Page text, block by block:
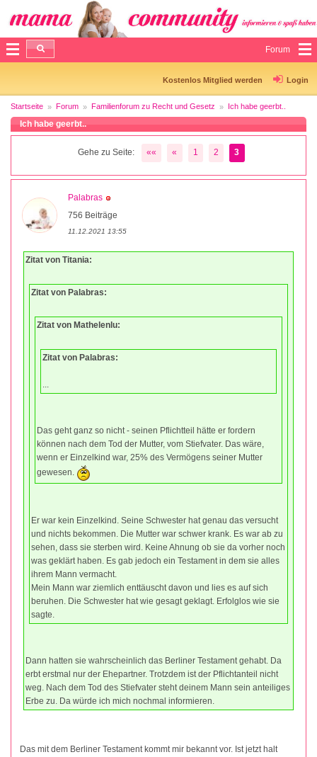
Forum
Kostenlos Mitglied werden Login
Startseite Forum Familienforum zu Recht und Gesetz Ich habe geerbt..
Ich habe geerbt..
Gehe zu Seite: «« « 1 2 3
Palabras
756 Beiträge
11.12.2021 13:55
Zitat von Titania:
Zitat von Palabras:
Zitat von Mathelenlu:
Zitat von Palabras:
Das geht ganz so nicht - seinen Pflichtteil hätte er fordern
können nach dem Tod der Mutter, vom Stiefvater. Das wäre,
wenn er Einzelkind war, 25% des Vermögens seiner Mutter
gewesen.
Er war kein Einzelkind. Seine Schwester hat genau das versucht
und nichts bekommen. Die Mutter war schwer krank. Es war ab zu
sehen, dass sie sterben wird. Keine Ahnung ob sie da vorher noch
was geklärt haben. Es gab jedoch ein Testament in dem sie alles
ihrem Mann vermacht.
Mein Mann war ziemlich enttäuscht davon und lies es auf sich
beruhen. Die Schwester hat wie gesagt geklagt. Erfolglos wie sie
sagte.
Dann hatten sie wahrscheinlich das Berliner Testament gehabt. Da
erbt erstmal nur der Ehepartner. Trotzdem ist der Pflichtanteil nicht
weg. Nach dem Tod des Stiefvater steht deinem Mann sein anteiliges
Erbe zu. Da würde ich mich nochmal informieren.
Das mit dem Berliner Testament kommt mir bekannt vor. Ist jetzt halt